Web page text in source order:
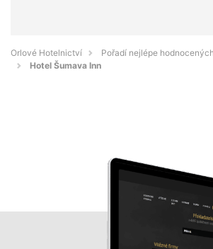
Orlové Hotelnictví
Pořadí nejlépe
Hotel Šumava Inn